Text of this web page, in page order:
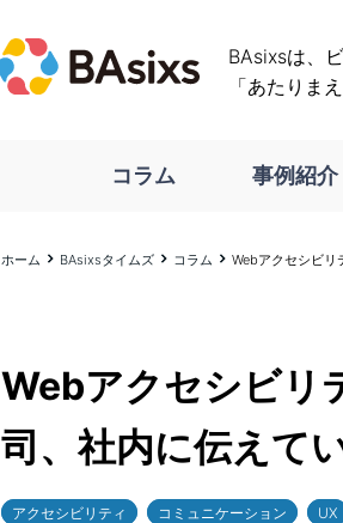
BAsixsは、
「あたりま
コラム 事例紹介
ホーム BAsixsタイムズ コラム Webアクセシビリ
Webアクセシビリ
司、社内に伝えて
アクセシビリティ コミュニケーション UX